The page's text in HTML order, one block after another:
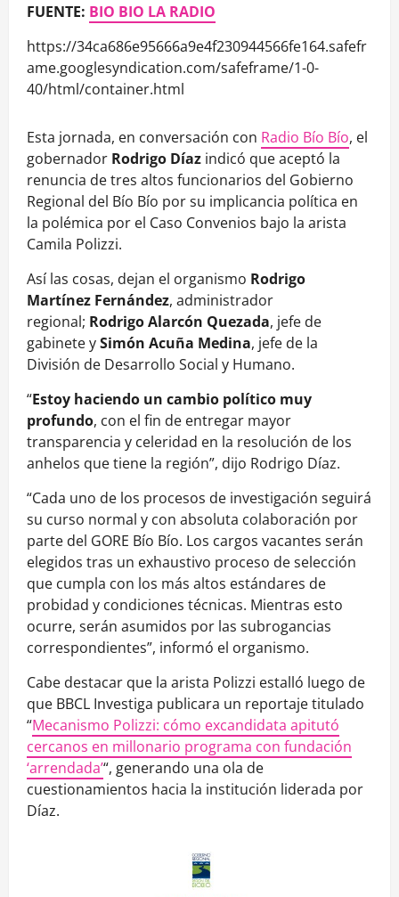
FUENTE: BIO BIO LA RADIO
https://34ca686e95666a9e4f230944566fe164.safefr
ame.googlesyndication.com/safeframe/1-0-
40/html/container.html
Esta jornada, en conversación con Radio Bío Bío, el
gobernador Rodrigo Díaz indicó que aceptó la
renuncia de tres altos funcionarios del Gobierno
Regional del Bío Bío por su implicancia política en
la polémica por el Caso Convenios bajo la arista
Camila Polizzi.
Así las cosas, dejan el organismo Rodrigo
Martínez Fernández, administrador
regional; Rodrigo Alarcón Quezada, jefe de
gabinete ySimón Acuña Medina, jefe de la
División de Desarrollo Social y Humano.
“Estoy haciendo un cambio político muy
profundo, con el fin de entregar mayor
transparencia y celeridad en la resolución de los
anhelos que tiene la región”, dijo Rodrigo Díaz.
“Cada uno de los procesos de investigación seguirá
su curso normal y con absoluta colaboración por
parte del GORE Bío Bío. Los cargos vacantes serán
elegidos tras un exhaustivo proceso de selección
que cumpla con los más altos estándares de
probidad y condiciones técnicas. Mientras esto
ocurre, serán asumidos por las subrogancias
correspondientes”, informó el organismo.
Cabe destacar que la arista Polizzi estalló luego de
que BBCL Investiga publicara un reportaje titulado
“Mecanismo Polizzi: cómo excandidata apitutó
cercanos en millonario programa con fundación
‘arrendada’“, generando una ola de
cuestionamientos hacia la institución liderada por
Díaz.